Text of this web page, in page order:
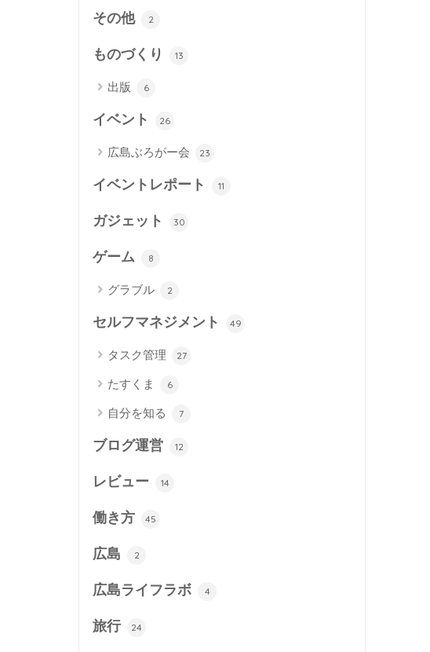
その他 2
ものづくり 13
出版 6
イベント 26
広島ぶろがー会 23
イベントレポート 11
ガジェット 30
ゲーム 8
グラブル 2
セルフマネジメント 49
タスク管理 27
たすくま 6
自分を知る 7
ブログ運営 12
レビュー 14
働き方 45
広島 2
広島ライフラボ 4
旅行 24